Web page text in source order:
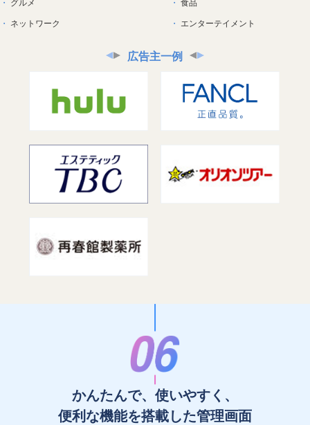
グルメ
ネットワーク
食品
エンターテイメント
広告主一例
かんたんで、使いやすく、
便利な機能を搭載した管理画面